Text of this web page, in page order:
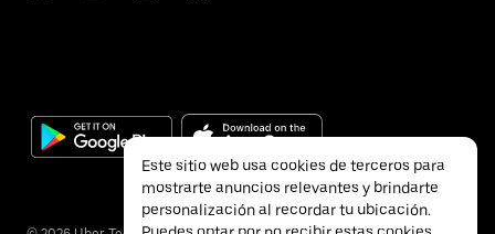
Este sitio web usa cookies de terceros para
mostrarte anuncios relevantes y brindarte
personalización al recordar tu ubicación.